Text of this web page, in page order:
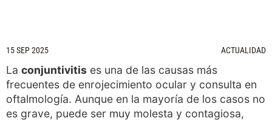
15 SEP 2025 ACTUALIDAD
La conjuntivitis es una de las causas más
frecuentes de enrojecimiento ocular y consulta en
oftalmología. Aunque en la mayoría de los casos no
es grave, puede ser muy molesta y contagiosa,